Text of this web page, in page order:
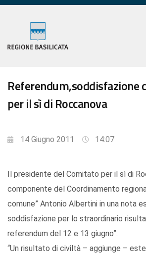
Referendum,soddisfazione
per il sì di Roccanova
14 Giugno 2011 14:07
Il presidente del Comitato per il sì di
componente del Coordinamento
comune” Antonio Albertini in una nota
soddisfazione per lo straordinario
referendum del 12 e 13 giugno”.
“Un risultato di civiltà – aggiunge –